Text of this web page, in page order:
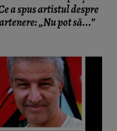
a spus artistul despre
„Nu pot să...”